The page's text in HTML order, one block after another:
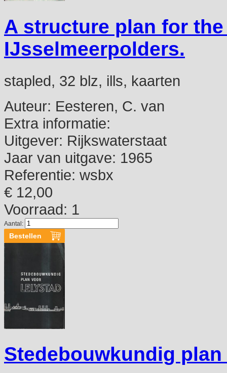
A structure plan for
IJsselmeerpolders.
stapled, 32 blz, ills, kaarten
Auteur: Eesteren, C. van
Extra informatie:
Uitgever: Rijkswaterstaat
Jaar van uitgave: 1965
Referentie: wsbx
€ 12,00
Voorraad: 1
Aantal:
Stedebouwkundig